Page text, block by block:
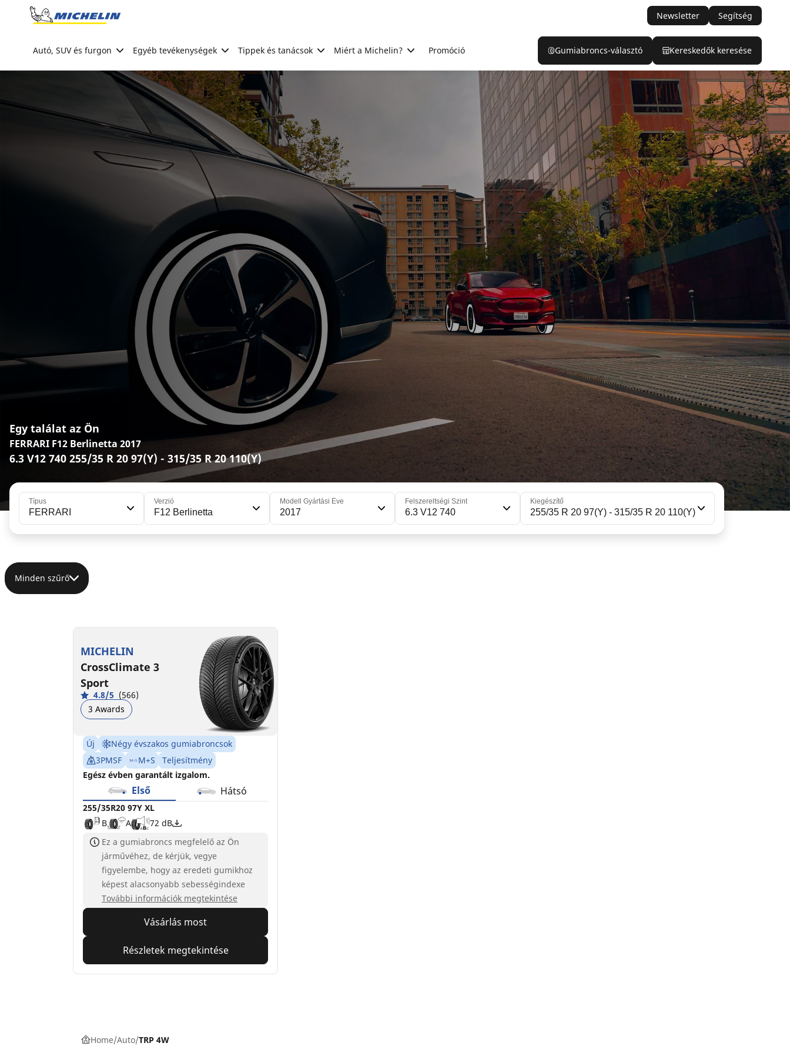
Go to page content
Newsletter Segítség
Autó, SUV és furgon Egyéb tevékenységek Tippek és tanácsok Miért a Michelin? Promóció Gumiabroncs-választó Kereskedők keresése
Egy találat az Ön
FERRARI F12 Berlinetta 2017
6.3 V12 740 255/35 R 20 97(Y) - 315/35 R 20 110(Y)
Típus
FERRARI
Verzió
F12 Berlinetta
Modell Gyártási Éve
2017
Felszereltségi Szint
6.3 V12 740
Kiegészítő
255/35 R 20 97(Y) - 315/35 R 20 110(Y)
Minden szűrő
MICHELIN
CrossClimate 3
Sport
4.8/5 (566)
3 Awards
Új
Négy évszakos gumiabroncsok
3PMSF
M+S
Teljesítmény
Egész évben garantált izgalom.
Első Hátsó
255/35R20 97Y XL
B
A 72 dB
B
A
Ez a gumiabroncs megfelelő az Ön
járművéhez, de kérjük, vegye
figyelembe, hogy az eredeti gumikhoz
képest alacsonyabb sebességindexe
További információk megtekintése
Vásárlás most
Részletek megtekintése
Home Auto TRP 4W